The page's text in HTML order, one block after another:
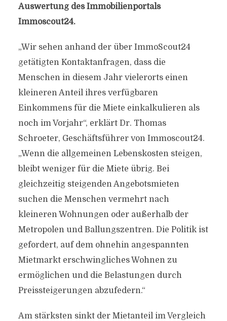
Auswertung des Immobilienportals
Immoscout24.
„Wir sehen anhand der über ImmoScout24
getätigten Kontaktanfragen, dass die
Menschen in diesem Jahr vielerorts einen
kleineren Anteil ihres verfügbaren
Einkommens für die Miete einkalkulieren als
noch im Vorjahr“, erklärt Dr. Thomas
Schroeter, Geschäftsführer von Immoscout24.
„Wenn die allgemeinen Lebenskosten steigen,
bleibt weniger für die Miete übrig. Bei
gleichzeitig steigenden Angebotsmieten
suchen die Menschen vermehrt nach
kleineren Wohnungen oder außerhalb der
Metropolen und Ballungszentren. Die Politik ist
gefordert, auf dem ohnehin angespannten
Mietmarkt erschwingliches Wohnen zu
ermöglichen und die Belastungen durch
Preissteigerungen abzufedern.“
Am stärksten sinkt der Mietanteil im Vergleich